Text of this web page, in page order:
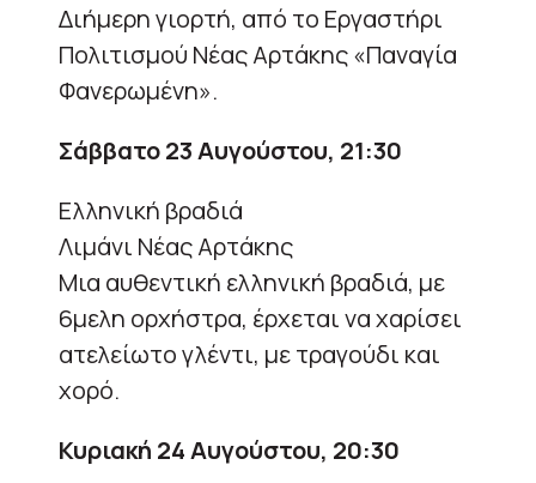
Διήμερη γιορτή, από το Εργαστήρι
Πολιτισμού Νέας Αρτάκης «Παναγία
Φανερωμένη».
Σάββατο 23 Αυγούστου, 21:30
Ελληνική βραδιά
Λιμάνι Νέας Αρτάκης
Μια αυθεντική ελληνική βραδιά, με
6μελη ορχήστρα, έρχεται να χαρίσει
ατελείωτο γλέντι, με τραγούδι και
χορό.
Κυριακή 24 Αυγούστου, 20:30